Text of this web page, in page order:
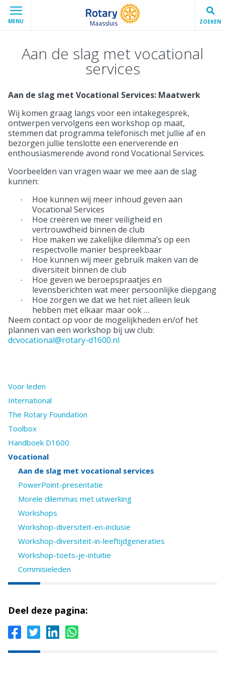
MENU Maassluis ZOEKEN
Aan de slag met vocational
services
Aan de slag met Vocational Services: Maatwerk
Wij komen graag langs voor een intakegesprek,
ontwerpen vervolgens een workshop op maat,
stemmen dat programma telefonisch met jullie af en
bezorgen jullie tenslotte een enerverende en
enthousiasmerende avond rond Vocational Services.
Voorbeelden van vragen waar we mee aan de slag
kunnen:
·
Hoe kunnen wij meer inhoud geven aan
Vocational Services
·
Hoe creëren we meer veiligheid en
vertrouwdheid binnen de club
·
Hoe maken we zakelijke dilemma’s op een
respectvolle manier bespreekbaar
·
Hoe kunnen wij meer gebruik maken van de
diversiteit binnen de club
·
Hoe geven we beroepspraatjes en
levensberichten wat meer persoonlijke diepgang
·
Hoe zorgen we dat we het niet alleen leuk
hebben met elkaar maar ook …
Neem contact op voor de mogelijkheden en/of het
plannen van een workshop bij uw club:
dcvocational@rotary-d1600.nl
Voor leden
International
The Rotary Foundation
Toolbox
Handboek D1600
Vocational
Aan de slag met vocational services
PowerPoint-presentatie
Morele dilemmas met uitwerking
Workshops
Workshop-diversiteit-en-inclusie
Workshop-diversiteit-in-leeftijdgeneraties
Workshop-toets-je-intuitie
Commisieleden
Deel deze pagina: